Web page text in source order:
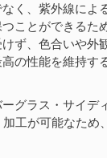
く、紫外線によ
ことができるた
ず、色合いや外
の性能を維持す
グラス・サイデ
加工が可能なため